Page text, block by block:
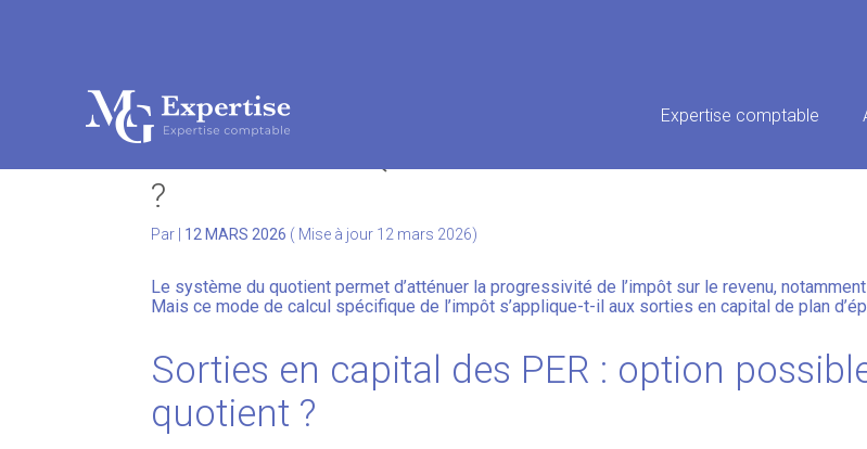
Aller
Expertise comptable
?
Par 12 MARS 2026 ( Mise à jour 12 mars 2026)
Le système du quotient permet d’atténuer la progressivité de l’impôt sur le revenu,
Mais ce mode de calcul spécifique de l’impôt s’applique-t-il aux sorties en capital de plan
Sorties en capital des PER : option
quotient ?